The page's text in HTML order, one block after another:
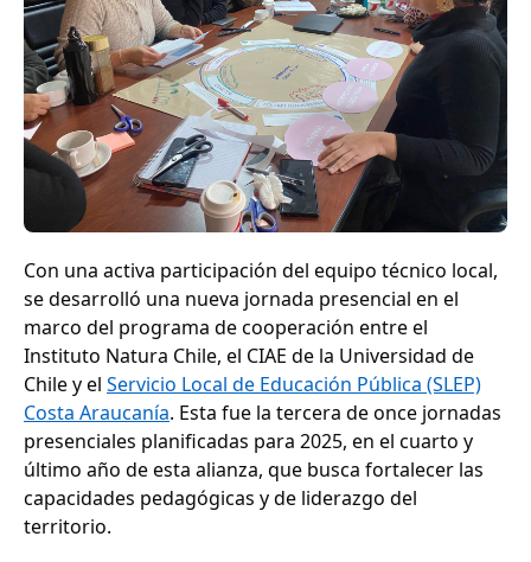
Con una activa participación del equipo técnico local,
se desarrolló una nueva jornada presencial en el
marco del programa de cooperación entre el
Instituto Natura Chile, el CIAE de la Universidad de
Chile y el Servicio Local de Educación Pública (SLEP)
Costa Araucanía. Esta fue la tercera de once jornadas
presenciales planificadas para 2025, en el cuarto y
último año de esta alianza, que busca fortalecer las
capacidades pedagógicas y de liderazgo del
territorio.